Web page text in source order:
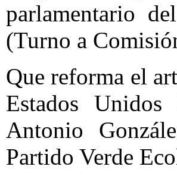
parlamentario
(Turno a
Que reforma el
Estados
Antonio
Partido Verde